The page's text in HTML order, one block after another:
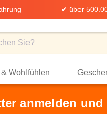
✔ über
Wohlfühlen
anmelden